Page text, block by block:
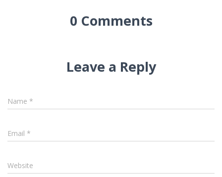
0 Comments
Leave a Reply
Name *
Email *
Website